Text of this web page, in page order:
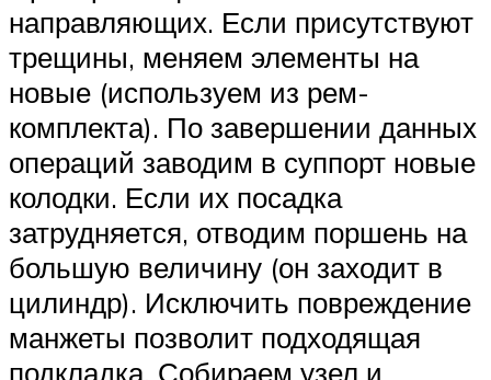
направляющих. Если присутствуют
трещины, меняем элементы на
новые (используем из рем-
комплекта). По завершении данных
операций заводим в суппорт новые
колодки. Если их посадка
затрудняется, отводим поршень на
большую величину (он заходит в
цилиндр). Исключить повреждение
манжеты позволит подходящая
подкладка. Собираем узел и